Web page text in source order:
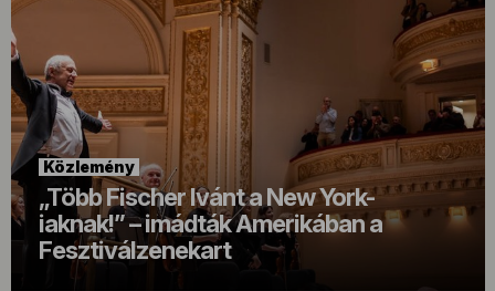
Közlemény
„Több Fischer Ivánt a New York-
iaknak!” – imádták Amerikában a
Fesztiválzenekart